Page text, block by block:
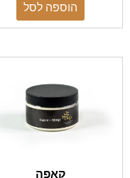
הוספה לסל
קאפה